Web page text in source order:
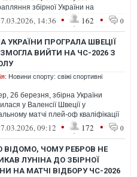
збірної України на
світу-2026.
14:36 • 162 • 0
УКРАЇНИ ПРОГРАЛА ШВЕЦІЇ
ВИЙТИ НА ЧС-2026 З
Новини спорту: свіжі спортивні
26 березня, збірна України
у Валенсії Швеції у
матчі плей-оф кваліфікації
світу 2026
09:12 • 172 • 0
ВІДОМО, ЧОМУ РЕБРОВ НЕ
ЛУНІНА ДО ЗБІРНОЇ
НА МАТЧІ ВІДБОРУ ЧС-2026